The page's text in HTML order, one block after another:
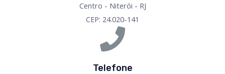
Centro - Niterói - RJ
CEP: 24.020-141
Telefone